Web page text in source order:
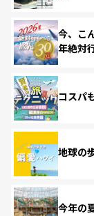
今、こ
年絶対
コスパ
地球の
今年の